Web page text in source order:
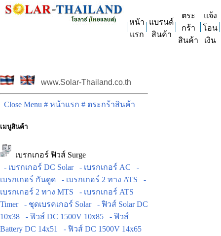
หน้า
แรก
แบรนด์
สินค้า
ตระ
กร้า
สินค้า
แจ้ง
โอน
เงิน
www.Solar-Thailand.co.th
Close Menu # หน้าแรก # ตระกร้าสินค้า
เมนูสินค้า
เบรกเกอร์ ฟิวส์ Surge
- เบรกเกอร์ DC Solar
- เบรกเกอร์ AC
-
เบรกเกอร์ กันดูด
- เบรกเกอร์ 2 ทาง ATS
-
เบรกเกอร์ 2 ทาง MTS
- เบรกเกอร์ ATS
Timer
- ชุดเบรคเกอร์ Solar
- ฟิวส์ Solar DC
10x38
- ฟิวส์ DC 1500V 10x85
- ฟิวส์
Battery DC 14x51
- ฟิวส์ DC 1500V 14x65